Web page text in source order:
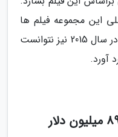
این مجموعه فیلم ها
بودند، حتی مرگ نابهنگام پل واکر در سال 2015 نیز نتوانست
آورد.